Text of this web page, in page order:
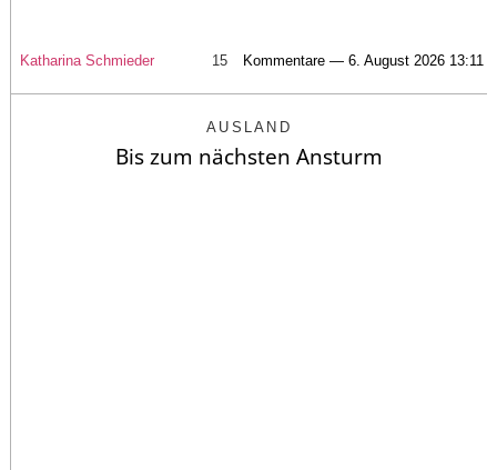
Katharina Schmieder 15 Kommentare — 6. August 2026 13:11
AUSLAND
Bis zum nächsten Ansturm